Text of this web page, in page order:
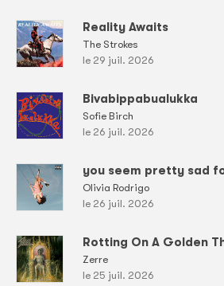
Reality Awaits
The Strokes
le 29 juil. 2026
Bivabippabualukka
Sofie Birch
le 26 juil. 2026
you seem pretty sad
Olivia Rodrigo
le 26 juil. 2026
Rotting On A Golden
Zerre
le 25 juil. 2026